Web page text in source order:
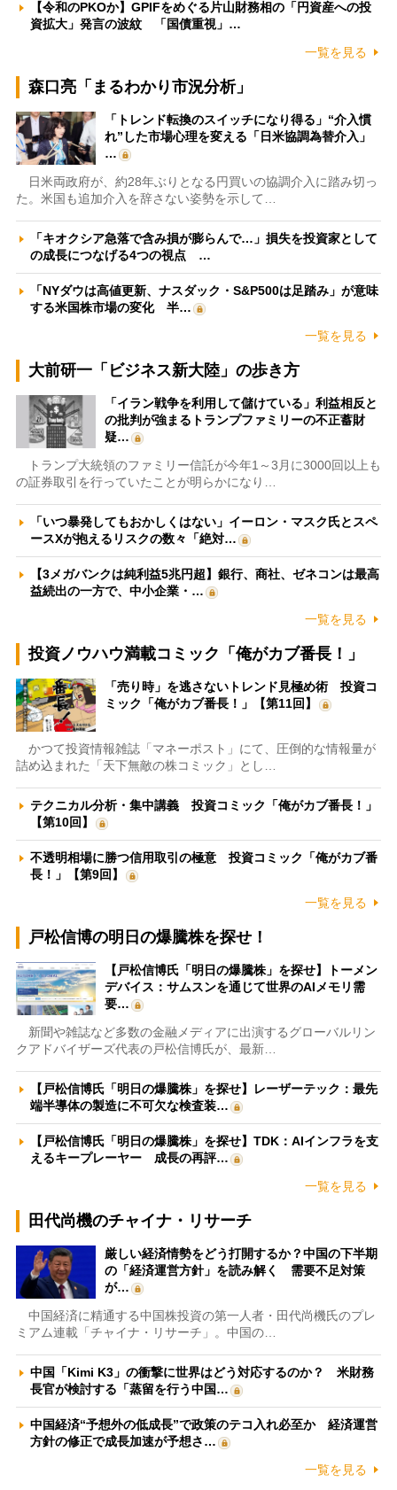
【令和のPKOか】GPIFをめぐる片山財務相の「円資産への投
資拡大」発言の波紋 「国債重視」…
一覧を見る
森口亮「まるわかり市況分析」
「トレンド転換のスイッチになり得る」“介入慣
れ”した市場心理を変える「日米協調為替介入」
…
日米両政府が、約28年ぶりとなる円買いの協調介入に踏み切っ
た。米国も追加介入を辞さない姿勢を示して…
「キオクシア急落で含み損が膨らんで…」損失を投資家として
の成長につなげる4つの視点 …
「NYダウは高値更新、ナスダック・S&P500は足踏み」が意味
する米国株市場の変化 半…
一覧を見る
大前研一「ビジネス新大陸」の歩き方
「イラン戦争を利用して儲けている」利益相反と
の批判が強まるトランプファミリーの不正蓄財
疑…
トランプ大統領のファミリー信託が今年1～3月に3000回以上も
の証券取引を行っていたことが明らかになり…
「いつ暴発してもおかしくはない」イーロン・マスク氏とスペ
ースXが抱えるリスクの数々「絶対…
【3メガバンクは純利益5兆円超】銀行、商社、ゼネコンは最高
益続出の一方で、中小企業・…
一覧を見る
投資ノウハウ満載コミック「俺がカブ番長！」
「売り時」を逃さないトレンド見極め術 投資コ
ミック「俺がカブ番長！」【第11回】
かつて投資情報雑誌「マネーポスト」にて、圧倒的な情報量が
詰め込まれた「天下無敵の株コミック」とし…
テクニカル分析・集中講義 投資コミック「俺がカブ番長！」
【第10回】
不透明相場に勝つ信用取引の極意 投資コミック「俺がカブ番
長！」【第9回】
一覧を見る
戸松信博の明日の爆騰株を探せ！
【戸松信博氏「明日の爆騰株」を探せ】トーメン
デバイス：サムスンを通じて世界のAIメモリ需
要…
新聞や雑誌など多数の金融メディアに出演するグローバルリン
クアドバイザーズ代表の戸松信博氏が、最新…
【戸松信博氏「明日の爆騰株」を探せ】レーザーテック：最先
端半導体の製造に不可欠な検査装…
【戸松信博氏「明日の爆騰株」を探せ】TDK：AIインフラを支
えるキープレーヤー 成長の再評…
一覧を見る
田代尚機のチャイナ・リサーチ
厳しい経済情勢をどう打開するか？中国の下半期
の「経済運営方針」を読み解く 需要不足対策
が…
中国経済に精通する中国株投資の第一人者・田代尚機氏のプレ
ミアム連載「チャイナ・リサーチ」。中国の…
中国「Kimi K3」の衝撃に世界はどう対応するのか？ 米財務
長官が検討する「蒸留を行う中国…
中国経済“予想外の低成長”で政策のテコ入れ必至か 経済運営
方針の修正で成長加速が予想さ…
一覧を見る